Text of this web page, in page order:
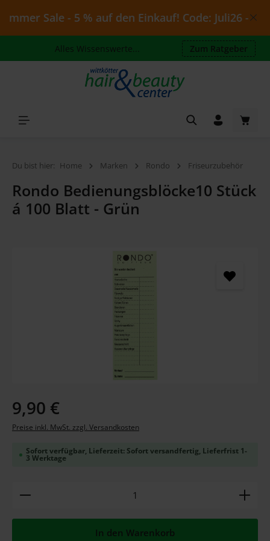
Zum Hauptinhalt springen
Sale - 5 % auf den Einkauf! Code: Juli26 -
Alles Wissenswerte... Zum Ratgeber
Du bist hier: Home Marken Rondo Friseurzubehör
Rondo Bedienungsblöcke10 Stück
á 100 Blatt - Grün
Bildergalerie überspringen
Regulärer Preis:
9,90 €
Preise inkl. MwSt. zzgl. Versandkosten
Sofort verfügbar, Lieferzeit: Sofort versandfertig, Lieferfrist 1-
3 Werktage
Produkt Anzahl: Gib den gewünschten Wert ein
In den Warenkorb